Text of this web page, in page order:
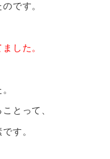
です。
した。
とって、
す。